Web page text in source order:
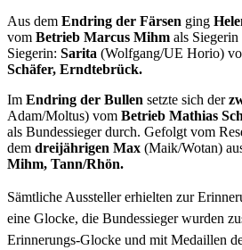
Aus dem Endring der Färsen ging
vom Betrieb Marcus Mihm als
Siegerin: Sarita (Wolfgang/UE Horio)
Schäfer, Erndtebrück.
Im Endring der Bullen setzte sich der
Adam/Moltus) vom Betrieb Mathias
als Bundessieger durch. Gefolgt vom
dem dreijährigen Max (Maik/Wotan)
Mihm, Tann/Rhön.
Sämtliche Aussteller erhielten zur
eine Glocke, die Bundessieger wurden
Erinnerungs-Glocke und mit Medaillen